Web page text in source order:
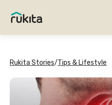
Rukita Stories/Tips & Lifestyle